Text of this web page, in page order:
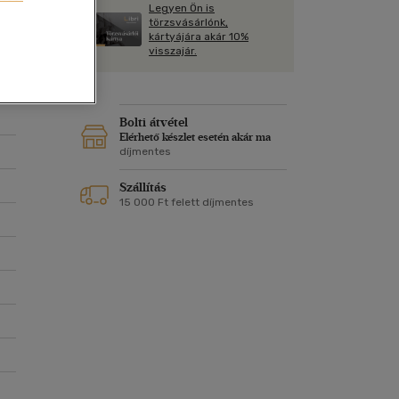
Kártya
Képeslap
Naptár
Legyen Ön is
törzsvásárlónk,
kártyájára akár 10%
visszajár.
Bolti átvétel
Elérhető készlet esetén akár ma
díjmentes
Szállítás
15 000 Ft felett díjmentes